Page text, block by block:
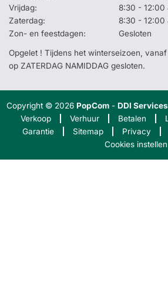
Vrijdag:
8:30 - 12:00
Zaterdag:
8:30 - 12:00
Zon- en feestdagen:
Gesloten
Opgelet ! Tijdens het winterseizoen,
op ZATERDAG NAMIDDAG gesloten.
Copyright © 2026PopCom -DDI Services
Verkoop
Verhuur Betalen
Garantie
Sitemap Privacy
Cookies instellen